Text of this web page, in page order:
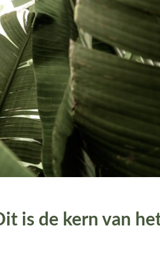
is de kern van